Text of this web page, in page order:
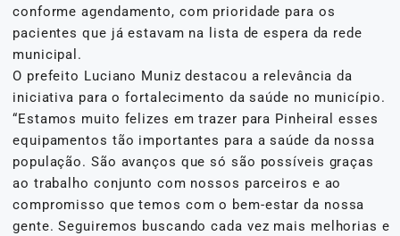
conforme agendamento, com prioridade para os
pacientes que já estavam na lista de espera da rede
municipal.
O prefeito Luciano Muniz destacou a relevância da
iniciativa para o fortalecimento da saúde no município.
“Estamos muito felizes em trazer para Pinheiral esses
equipamentos tão importantes para a saúde da nossa
população. São avanços que só são possíveis graças
ao trabalho conjunto com nossos parceiros e ao
compromisso que temos com o bem-estar da nossa
gente. Seguiremos buscando cada vez mais melhorias e